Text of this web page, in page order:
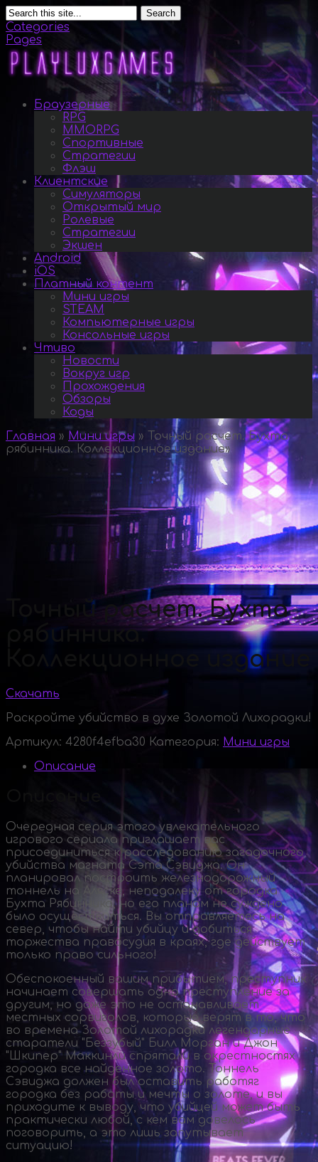
Search
Categories
Pages
Браузерные
RPG
MMORPG
Спортивные
Стратегии
Флэш
Клиентские
Симуляторы
Открытый мир
Ролевые
Стратегии
Экшен
Android
iOS
Платный контент
Мини игры
STEAM
Компьютерные игры
Консольные игры
Чтиво
Новости
Вокруг игр
Прохождения
Обзоры
Коды
Главная » Мини игры » Точный расчет. Бухта
рябинника. Коллекционное издание»
Точный расчет. Бухта
рябинника.
Коллекционное издание
Скачать
Раскройте убийство в духе Золотой Лихорадки!
Артикул: 4280f4efba30 Категория: Мини игры
Описание
Очередная серия этого увлекательного
игрового сериала приглашает вас
присоединиться к расследованию загадочного
убийства магната Сэта Сэвиджа. Он
планировал построить железнодорожный
тоннель на Аляске, неподалеку от городка
Бухта Рябинника, но его планам не суждено
было осуществиться. Вы отправляетесь на
север, чтобы найти убийцу и добиться
торжества правосудия в краях, где действует
только право сильного!
Обеспокоенный вашим прибытием, преступник
начинает совершать одно преступление за
другим, но даже это не останавливает
местных сорвиголов, которые верят в то, что
во времена Золотой лихорадки легендарные
старатели "Беззубый" Билл Морган и Джон
"Шкипер" Маккинли спрятали в окрестностях
городка все найденное золото. Тоннель
Сэвиджа должен был оставить работяг
городка без работы и мечты о золоте, и вы
приходите к выводу, что убийцей может быть
практически любой, с кем вам довелось
поговорить, а это лишь запутывает
ситуацию!